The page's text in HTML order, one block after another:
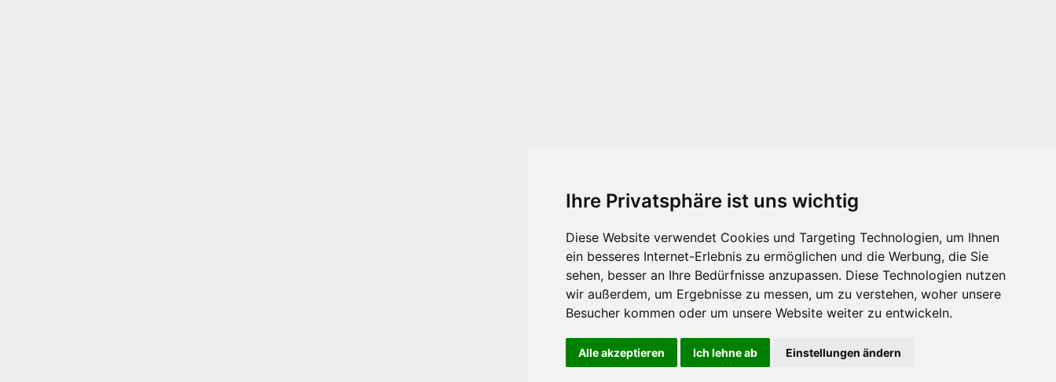
Ihre Privatsphäre ist uns wichtig
Diese Website verwendet Cookies und Targeting Technologien, um Ihnen
ein besseres Internet-Erlebnis zu ermöglichen und die Werbung, die Sie
sehen, besser an Ihre Bedürfnisse anzupassen. Diese Technologien nutzen
wir außerdem, um Ergebnisse zu messen, um zu verstehen, woher unsere
Besucher kommen oder um unsere Website weiter zu entwickeln.
Alle akzeptieren Ich lehne ab Einstellungen ändern